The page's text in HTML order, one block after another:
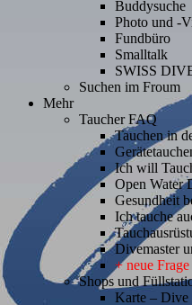
Buddysuche
Photo und -
Fundbüro
Smalltalk
SWISS
Suchen im Froum
Mehr
Taucher FAQ
Tauchen in
Ich will
Open Water
Gesundheit
Ich tauche
Divemaster
+ neue Frage
Shops und
Karte – Dive